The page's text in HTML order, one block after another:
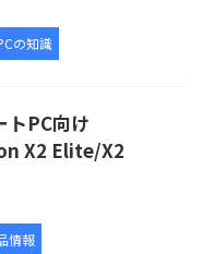
の知識
PC向け
X2 Elite/X2
情報